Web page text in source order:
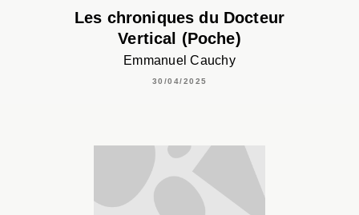
Les chroniques du Docteur
Vertical (Poche)
Emmanuel Cauchy
30/04/2025